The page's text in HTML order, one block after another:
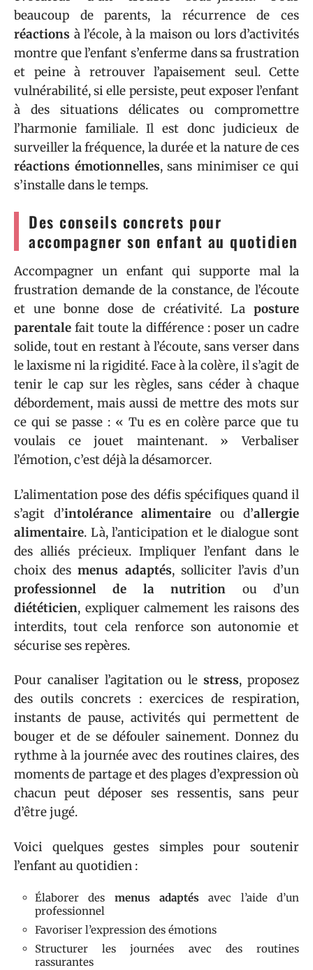
beaucoup de parents, la récurrence de ces
réactions à l’école, à la maison ou lors d’activités
montre que l’enfant s’enferme dans sa frustration
et peine à retrouver l’apaisement seul. Cette
vulnérabilité, si elle persiste, peut exposer l’enfant
à des situations délicates ou compromettre
l’harmonie familiale. Il est donc judicieux de
surveiller la fréquence, la durée et la nature de ces
réactions émotionnelles, sans minimiser ce qui
s’installe dans le temps.
Des conseils concrets pour
accompagner son enfant au quotidien
Accompagner un enfant qui supporte mal la
frustration demande de la constance, de l’écoute
et une bonne dose de créativité. La posture
parentale fait toute la différence : poser un cadre
solide, tout en restant à l’écoute, sans verser dans
le laxisme ni la rigidité. Face à la colère, il s’agit de
tenir le cap sur les règles, sans céder à chaque
débordement, mais aussi de mettre des mots sur
ce qui se passe : « Tu es en colère parce que tu
voulais ce jouet maintenant. » Verbaliser
l’émotion, c’est déjà la désamorcer.
L’alimentation pose des défis spécifiques quand il
s’agit d’intolérance alimentaire ou d’allergie
alimentaire. Là, l’anticipation et le dialogue sont
des alliés précieux. Impliquer l’enfant dans le
choix desmenus adaptés, solliciter l’avis d’un
professionnel de la nutrition ou d’un
diététicien, expliquer calmement les raisons des
interdits, tout cela renforce son autonomie et
sécurise ses repères.
Pour canaliser l’agitation ou lestress, proposez
des outils concrets : exercices de respiration,
instants de pause, activités qui permettent de
bouger et de se défouler sainement. Donnez du
rythme à la journée avec des routines claires, des
moments de partage et des plages d’expression où
chacun peut déposer ses ressentis, sans peur
d’être jugé.
Voici quelques gestes simples pour soutenir
l’enfant au quotidien :
Élaborer des menus adaptés avec l’aide d’un
professionnel
Favoriser l’expression des émotions
Structurer les journées avec des routines
rassurantes